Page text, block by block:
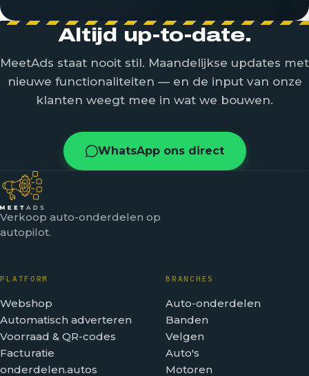
Altijd up-to-date.
MeetAds staat nooit stil. Maandelijkse updates met
nieuwe functionaliteiten — en de input van onze
klanten weegt mee in wat we bouwen.
WhatsApp ons direct
Verkoop auto-onderdelen op
autopilot.
PLATFORM
Webshop
Automatisch adverteren
Voorraad & QR-codes
Facturatie
onderdelen.autos
BRANCHES
Auto-onderdelen
Banden
Velgen
Auto's
Motoren